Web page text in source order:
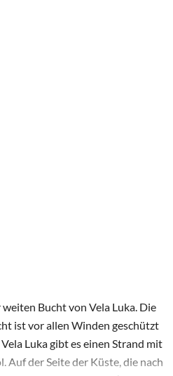
Bucht von Vela Luka. Die
ist vor allen Winden geschützt
Luka gibt es einen Strand mit
Auf der Seite der Küste, die nach